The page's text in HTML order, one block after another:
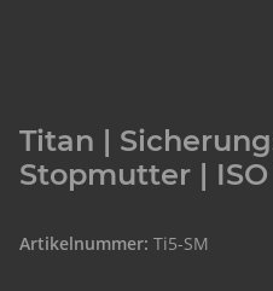
Titan |
Stopmutter | ISO
Artikelnummer: Ti5-SM